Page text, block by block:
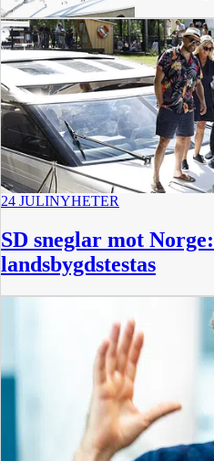
24 JULINYHETER
SD sneglar mot
landsbygdstestas